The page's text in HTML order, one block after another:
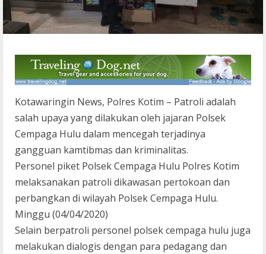
Kotawaringin News, Polres Kotim – Patroli adalah
salah upaya yang dilakukan oleh jajaran Polsek
Cempaga Hulu dalam mencegah terjadinya
gangguan kamtibmas dan kriminalitas.
Personel piket Polsek Cempaga Hulu Polres Kotim
melaksanakan patroli dikawasan pertokoan dan
perbangkan di wilayah Polsek Cempaga Hulu.
Minggu (04/04/2020)
Selain berpatroli personel polsek cempaga hulu juga
melakukan dialogis dengan para pedagang dan